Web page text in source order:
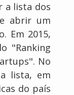
a lista dos
abrir um
Em 2015,
"Ranking
No
lista, em
do país